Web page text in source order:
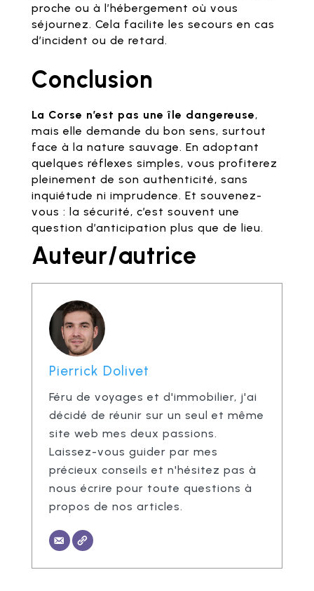
proche ou à l’hébergement où vous
séjournez. Cela facilite les secours en cas
d’incident ou de retard.
Conclusion
La Corse n’est pas une île dangereuse,
mais elle demande du bon sens, surtout
face à la nature sauvage. En adoptant
quelques réflexes simples, vous profiterez
pleinement de son authenticité, sans
inquiétude ni imprudence. Et souvenez-
vous : la sécurité, c’est souvent une
question d’anticipation plus que de lieu.
Auteur/autrice
Pierrick Dolivet
Féru de voyages et d'immobilier, j'ai
décidé de réunir sur un seul et même
site web mes deux passions.
Laissez-vous guider par mes
précieux conseils et n'hésitez pas à
nous écrire pour toute questions à
propos de nos articles.